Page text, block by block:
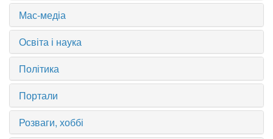
Мас-медіа
Освіта і наука
Політика
Портали
Розваги, хоббі